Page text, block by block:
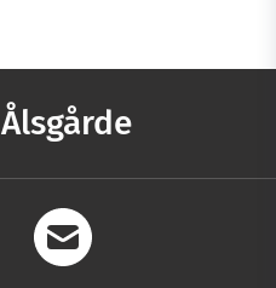
Ålsgårde